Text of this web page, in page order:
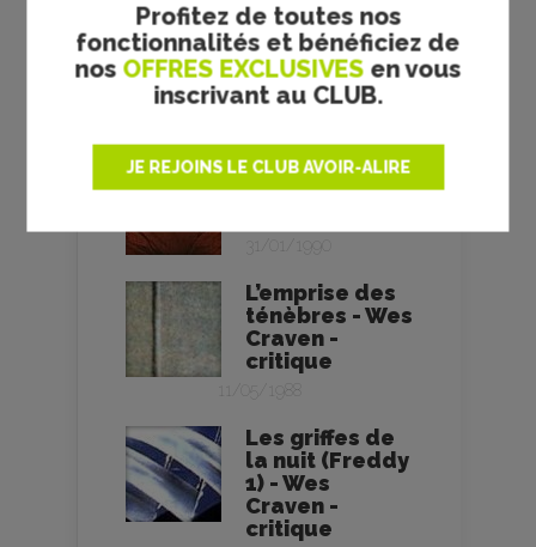
Profitez de toutes nos
fonctionnalités et bénéficiez de
nos OFFRES EXCLUSIVES en vous
inscrivant au CLUB.
JE REJOINS LE CLUB AVOIR-ALIRE
Scream - Wes
Craven -
critique
Shocker - Wes
Craven -
31/01/1990
L’emprise des
ténèbres - Wes
Craven -
critique
11/05/1988
Les griffes de
la nuit (Freddy
1) - Wes
Craven -
critique